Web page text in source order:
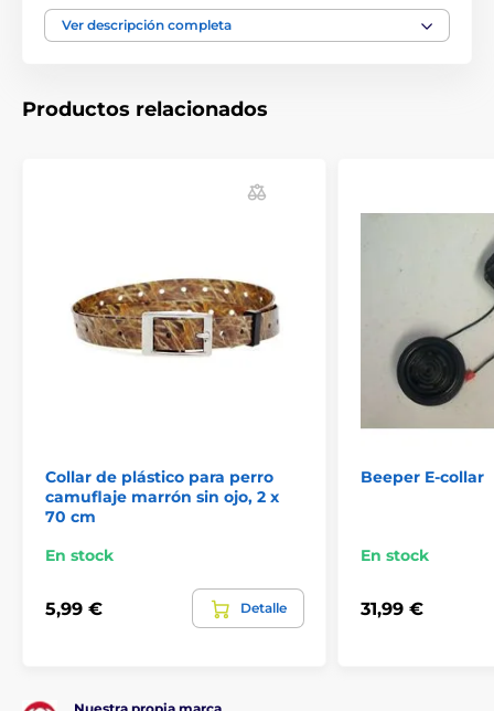
Accesorios Collares de adiestramiento
Ver descripción completa
Productos relacionados
Collar de plástico para perro
camuflaje marrón sin ojo, 2 x
70 cm
En stock
5,99 € Detalle
Beeper E-collar
En stock
31,99 €